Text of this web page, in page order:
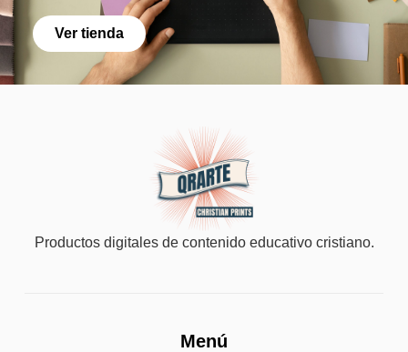
Ver tienda
Productos digitales de contenido educativo cristiano.
Menú